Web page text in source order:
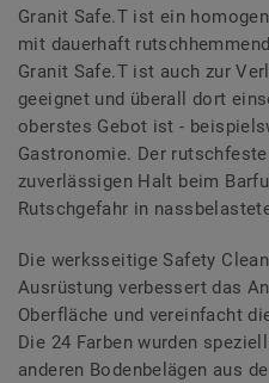
Granit Safe.T ist ein
mit dauerhaft
Granit Safe.T ist auch zur
geeignet und überall dort
oberstes Gebot ist -
Gastronomie. Der
zuverlässigen Halt beim
Rutschgefahr in
Die werksseitige Safety
Ausrüstung verbessert das
Oberfläche und vereinfacht
Die 24 Farben wurden
anderen Bodenbelägen aus